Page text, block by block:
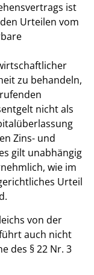
ist
Urteilen vom
zu behandeln,
nicht als
Zins- und
gilt unabhängig
wie im
Urteil
von der
auch nicht
des § 22 Nr. 3